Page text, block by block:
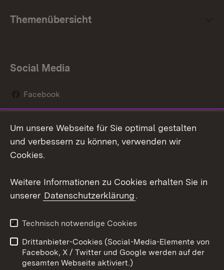
Themenübersicht
Social Media
Facebook
Social Wall
Youtube
Kontakt
Datenschutz
Barrierefreiheit
Impressum Cookies
Um unsere Webseite für Sie optimal gestalten
und verbessern zu können, verwenden wir
Cookies.
Weitere Informationen zu Cookies erhalten Sie in
unserer Datenschutzerklärung.
Technisch notwendige Cookies
Drittanbieter-Cookies (Social-Media-Elemente von
Facebook, X / Twitter und Google werden auf der
gesamten Webseite aktiviert.)